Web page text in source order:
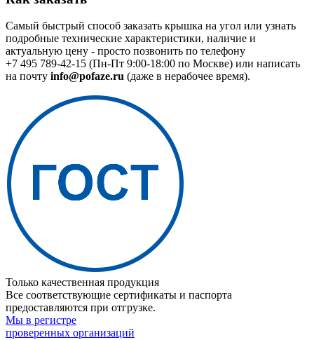
Самый быстрый способ заказать крышка на угол или узнать
подробные технические характеристики, наличие и
актуальную цену - просто позвонить по телефону
+7 495 789-42-15 (Пн-Пт 9:00-18:00 по Москве) или написать
на почту info@pofaze.ru (даже в нерабочее время).
Только качественная продукция
Все соответствующие сертификаты и паспорта
предоставляются при отгрузке.
Мы в регистре
проверенных организаций